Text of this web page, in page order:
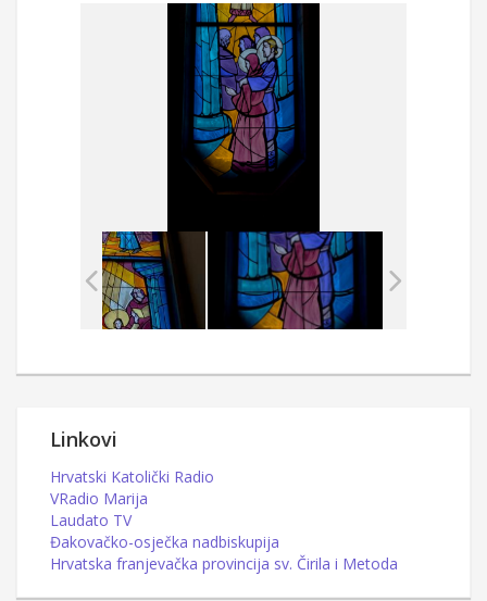
Linkovi
Hrvatski Katolički Radio
VRadio Marija
Laudato TV
Đakovačko-osječka nadbiskupija
Hrvatska franjevačka provincija sv. Čirila i Metoda